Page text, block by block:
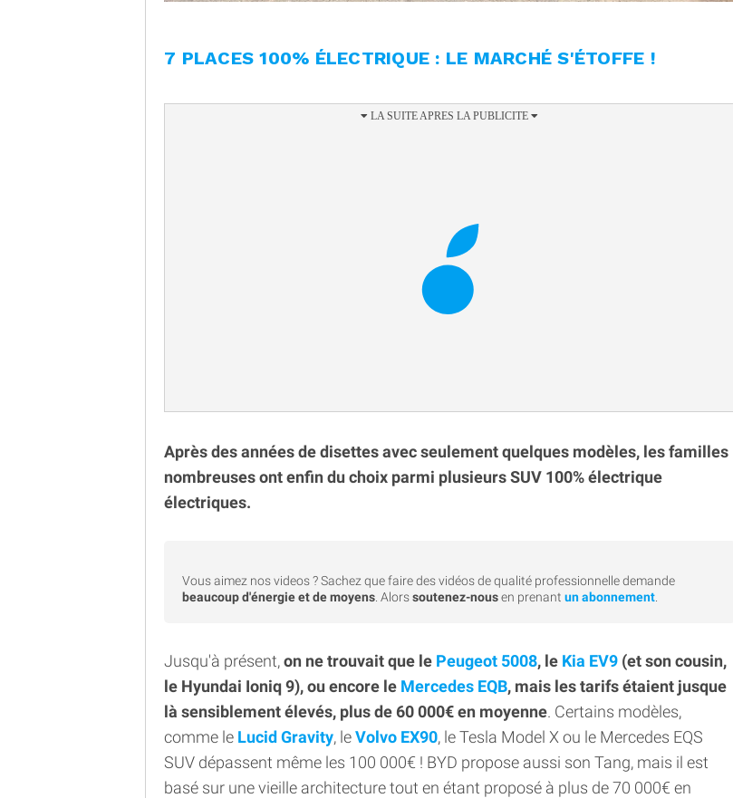
7 PLACES 100% ÉLECTRIQUE : LE MARCHÉ S'ÉTOFFE !
Après des années de disettes avec seulement quelques modèles, les familles
nombreuses ont enfin du choix parmi plusieurs SUV 100% électrique
électriques.
Vous aimez nos videos ? Sachez que faire des vidéos de qualité professionnelle demande
beaucoup d'énergie et de moyens . Alorssoutenez-nousen prenant un abonnement
Jusqu'à présent,on ne trouvait que le Peugeot 5008, le Kia EV9 (et son cousin,
le Hyundai Ioniq 9), ou encore le Mercedes EQB, mais les tarifs étaient jusque
là sensiblement élevés, plus de 60 000€ en moyenne. Certains modèles,
comme le Lucid Gravity, leVolvo EX90, le Tesla Model X ou le Mercedes EQS
SUV dépassent même les 100 000€ ! BYD propose aussi son Tang, mais il est
basé sur une vieille architecture tout en étant proposé à plus de 70 000€ en